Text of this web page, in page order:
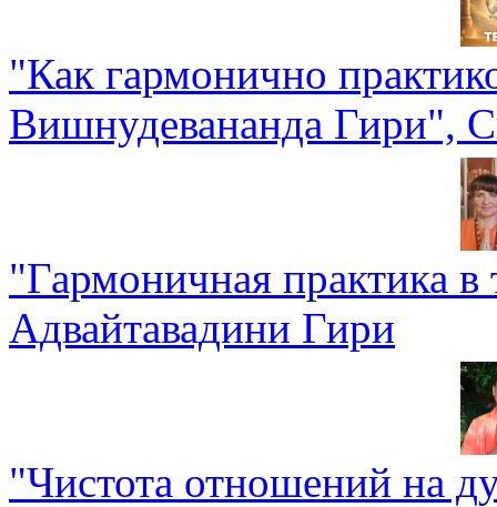
"Как гармонично
Вишнудевананда Гири",
"Гармоничная практика
Адвайтавадини Гири
"Чистота отношений на